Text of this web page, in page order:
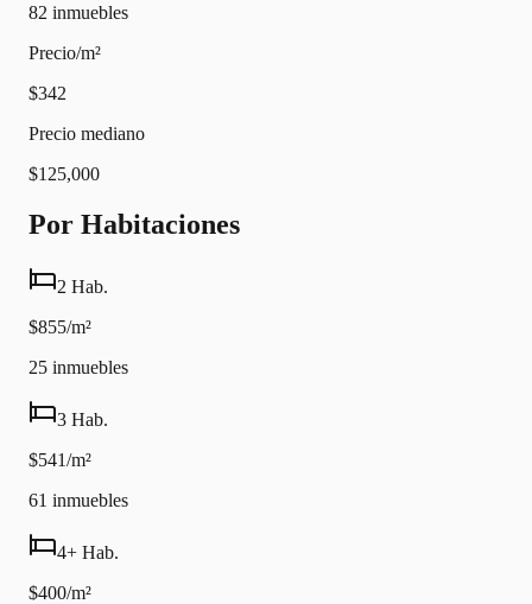
82 inmuebles
Precio/m²
$342
Precio mediano
$125,000
Por Habitaciones
2 Hab.
$855/m²
25 inmuebles
3 Hab.
$541/m²
61 inmuebles
4+ Hab.
$400/m²